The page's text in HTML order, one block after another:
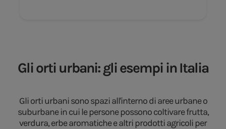
Gli orti urbani: gli esempi in Italia
Gli orti urbani sono spazi all'interno di aree urbane o
suburbane in cui le persone possono coltivare frutta,
verdura, erbe aromatiche e altri prodotti agricoli per